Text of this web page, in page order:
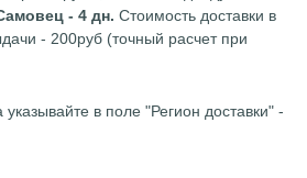
- 4 дн. Стоимость доставки в
- 200руб (точный расчет при
в поле "Регион доставки" -